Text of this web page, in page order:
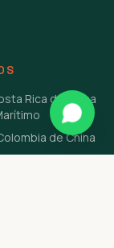
Rica de China
de China